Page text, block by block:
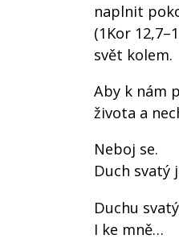
naplnit
(1Kor
svět kolem.
Aby k nám
života a
Neboj se.
Duch svatý
Duchu
I ke mně…